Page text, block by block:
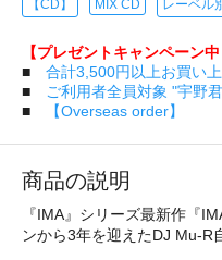
【CD】 MIX CD レーベル
【プレゼントキャンペーン中
■ 合計3,500円以上お買い
■
ご利用者全員対象 "宇野
■
【Overseas order】
商品の説明
『IMA』シリーズ最新作『
ンから3年を迎えたDJ Mu-R